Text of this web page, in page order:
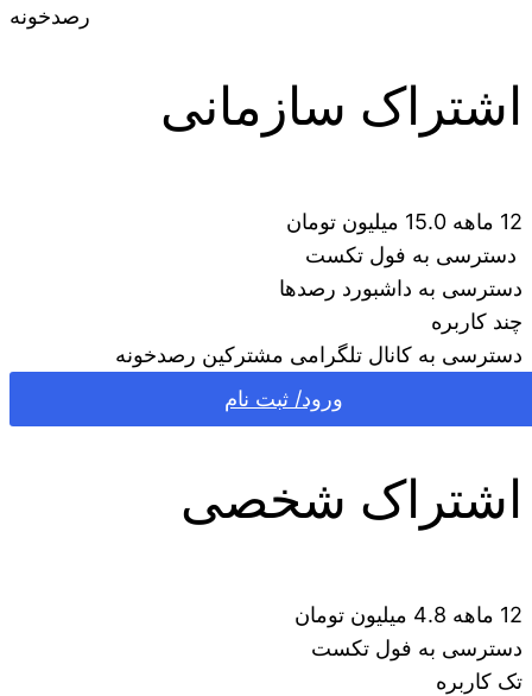
رصدخونه
اشتراک سازمانی
12 ماهه 15.0 میلیون تومان
دسترسی به فول تکست
دسترسی به داشبورد رصدها
چند کاربره
دسترسی به کانال تلگرامی مشترکین رصدخونه
ورود/ ثبت نام
اشتراک شخصی
12 ماهه 4.8 میلیون تومان
دسترسی به فول تکست
تک کاربره